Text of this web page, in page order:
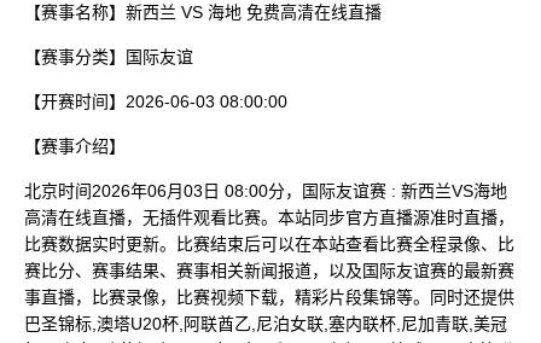
【赛事名称】 新西兰 VS 海地 免费高清在线直播
【赛事分类】 国际友谊
【开赛时间】 2026-06-03 08:00:00
【赛事介绍】
北京时间2026年06月03日 08:00分，国际友谊赛 : 新西兰VS海地
高清在线直播，无插件观看比赛。本站同步官方直播源准时直播，
比赛数据实时更新。比赛结束后可以在本站查看比赛全程录像、比
赛比分、赛事结果、赛事相关新闻报道，以及国际友谊赛的最新赛
事直播，比赛录像，比赛视频下载，精彩片段集锦等。同时还提供
巴圣锦标,澳塔U20杯,阿联酋乙,尼泊女联,塞内联杯,尼加青联,美冠